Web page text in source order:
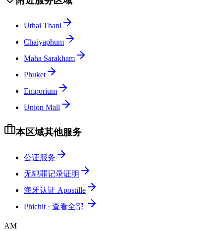
Uthai Thani
Chaiyaphum
Maha Sarakham
Phuket
Emporium
Union Mall
本区域其他服务
公证服务
无犯罪记录证明
海牙认证 Apostille
Phichit · 查看全部
AM